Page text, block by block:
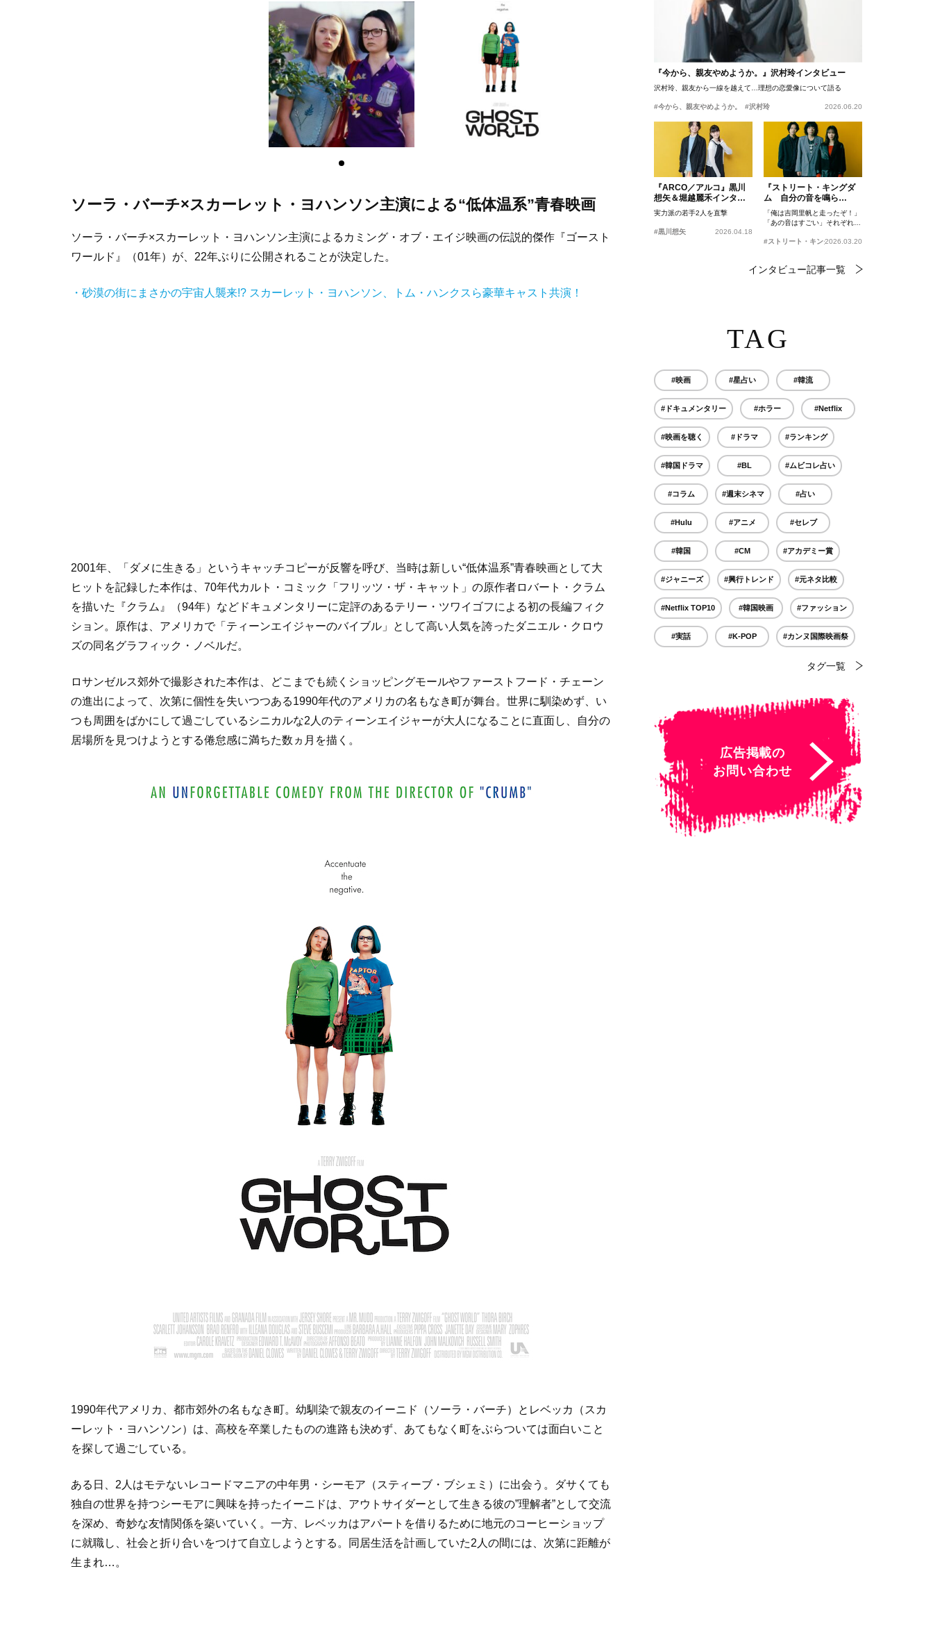
ソーラ・バーチ×スカーレット・ヨハンソン主演による“低体温系”⻘春映画
ソーラ・バーチ×スカーレット・ヨハンソン主演によるカミング・オブ・エイジ映画の伝説的傑作『ゴースト
ワールド』（01年）が、22年ぶりに公開されることが決定した。
・砂漠の街にまさかの宇宙人襲来!? スカーレット・ヨハンソン、トム・ハンクスら豪華キャスト共演！
2001年、「ダメに生きる」というキャッチコピーが反響を呼び、当時は新しい“低体温系”⻘春映画として大
ヒットを記録した本作は、70年代カルト・コミック「フリッツ・ザ・キャット」の原作者ロバート・クラム
を描いた『クラム』（94年）などドキュメンタリーに定評のあるテリー・ツワイゴフによる初の⻑編フィク
ション。原作は、アメリカで「ティーンエイジャーのバイブル」として高い人気を誇ったダニエル・クロウ
ズの同名グラフィック・ノベルだ。
ロサンゼルス郊外で撮影された本作は、どこまでも続くショッピングモールやファーストフード・チェーン
の進出によって、次第に個性を失いつつある1990年代のアメリカの名もなき町が舞台。世界に馴染めず、い
つも周囲をばかにして過ごしているシニカルな2人のティーンエイジャーが大人になることに直面し、自分の
居場所を見つけようとする倦怠感に満ちた数ヵ月を描く。
1990年代アメリカ、都市郊外の名もなき町。幼馴染で親友のイーニド（ソーラ・バーチ）とレベッカ（スカ
ーレット・ヨハンソン）は、高校を卒業したものの進路も決めず、あてもなく町をぶらついては面白いこと
を探して過ごしている。
ある日、2人はモテないレコードマニアの中年男・シーモア（スティーブ・ブシェミ）に出会う。ダサくても
独自の世界を持つシーモアに興味を持ったイーニドは、アウトサイダーとして生きる彼の”理解者”として交流
を深め、奇妙な友情関係を築いていく。一方、レベッカはアパートを借りるために地元のコーヒーショップ
に就職し、社会と折り合いをつけて自立しようとする。同居生活を計画していた2人の間には、次第に距離が
生まれ…。
『今から、親友やめようか。』沢村玲インタビュー
沢村玲、親友から一線を越えて…理想の恋愛像について語る
#今から、親友やめようか。 #沢村玲 2026.06.20
『ARCO／アルコ』黒川
想矢＆堀越麗禾インタビ
ュー
実力派の若手2人を直撃
#黒川想矢 2026.04.18
『ストリート・キングダ
ム 自分の音を鳴ら
せ。』峯田和伸、若葉竜
也、吉岡里帆インタビュ
ー
「俺は吉岡里帆と走ったぞ！」
「あの音はすごい」それぞれの
#ストリート・キングダム 自分の音を鳴らせ。
2026.03.20
インタビュー記事一覧
TAG
#映画 #星占い #韓流
#ドキュメンタリー #ホラー #Netflix
#映画を聴く #ドラマ #ランキング
#韓国ドラマ #BL #ムビコレ占い
#コラム #週末シネマ #占い
#Hulu #アニメ #セレブ
#韓国 #CM #アカデミー賞
#ジャニーズ #興行トレンド #元ネタ比較
#Netflix TOP10 #韓国映画 #ファッション
#実話 #K-POP #カンヌ国際映画祭
タグ一覧
広告掲載の
お問い合わせ